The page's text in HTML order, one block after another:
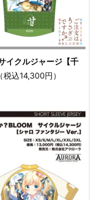
イクルジャージ【千
税込14,300円）